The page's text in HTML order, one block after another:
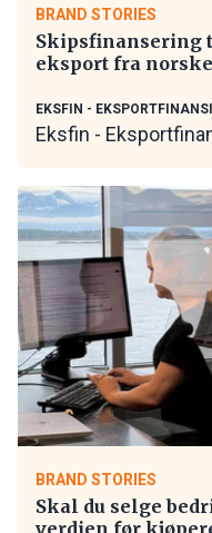
BRAND STORIES
Skipsfinansering
eksport fra
EKSFIN -
Eksfin -
BRAND STORIES
Skal du selge
verdien før